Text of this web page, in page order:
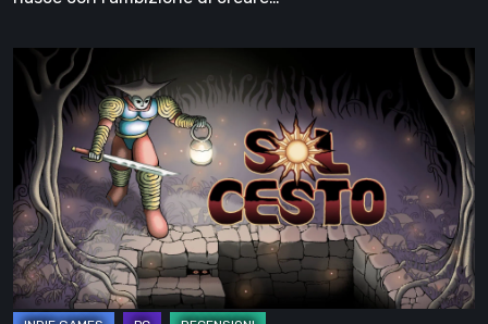
Cesto
Recensione:
la
1.0
del
roguelite
di